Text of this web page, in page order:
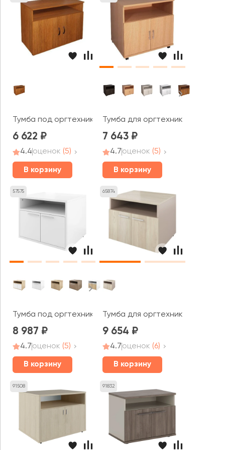
Тумба под оргтехнику (900х430х677) ТФ12 Фея
6 622
4.4оценок (5)
В корзину
Тумба для оргтехники
7 643
4.7оценок (5)
В корзину
57575
Тумба под оргтехнику (770х600х650) Дублин
8 987
4.7оценок (5)
В корзину
65874
Тумба для оргтехники
9 654
4.7оценок (6)
В корзину
91508 91832